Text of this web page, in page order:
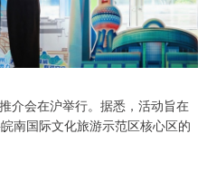
介会在沪举行。据悉，活动旨在
南国际文化旅游示范区核心区的